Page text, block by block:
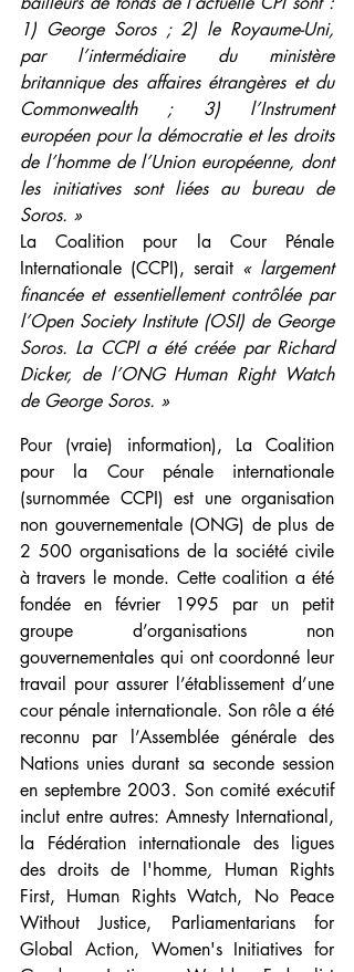
1) George Soros ; 2) le Royaume-Uni,
par l’intermédiaire du ministère
britannique des affaires étrangères et du
Commonwealth ; 3) l’Instrument
européen pour la démocratie et les droits
de l’homme de l’Union européenne, dont
les initiatives sont liées au bureau de
Soros. »
La Coalition pour la Cour Pénale
Internationale (CCPI), serait « largement
financée et essentiellement contrôlée par
l’Open Society Institute (OSI) de George
Soros. La CCPI a été créée par Richard
Dicker, de l’ONG Human Right Watch
de George Soros. »
Pour (vraie) information), La Coalition
pour la Cour pénale internationale
(surnommée CCPI) est une organisation
non gouvernementale (ONG) de plus de
2 500 organisations de la société civile
à travers le monde. Cette coalition a été
fondée en février 1995 par un petit
groupe d’organisations non
gouvernementales qui ont coordonné leur
travail pour assurer l’établissement d’une
cour pénale internationale. Son rôle a été
reconnu par l’Assemblée générale des
Nations unies durant sa seconde session
en septembre 2003. Son comité exécutif
inclut entre autres: Amnesty International,
la Fédération internationale des ligues
des droits de l'homme, Human Rights
First, Human Rights Watch, No Peace
Without Justice, Parliamentarians for
Global Action, Women's Initiatives for